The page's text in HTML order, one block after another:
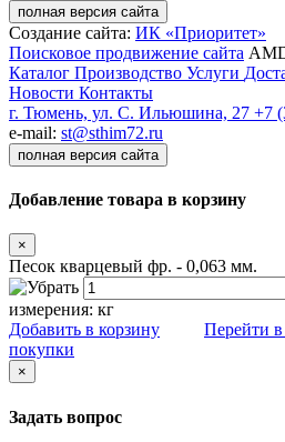
полная версия сайта
Создание сайта: ИК «Приоритет»
Поисковое продвижение сайта
Каталог Производство Услуги
Новости Контакты
г. Тюмень, ул. С. Ильюшина, 27 +7
e-mail: st@sthim72.ru
полная версия сайта
Добавление товара в корзину
×
Песок кварцевый фр. - 0,063 мм.
измерения: кг
Добавить в корзину
Перейти в
покупки
×
Задать вопрос